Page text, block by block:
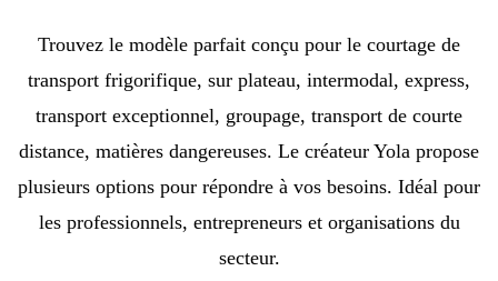
Trouvez le modèle parfait conçu pour le courtage de
transport frigorifique, sur plateau, intermodal, express,
transport exceptionnel, groupage, transport de courte
distance, matières dangereuses. Le créateur Yola propose
plusieurs options pour répondre à vos besoins. Idéal pour
les professionnels, entrepreneurs et organisations du
secteur.